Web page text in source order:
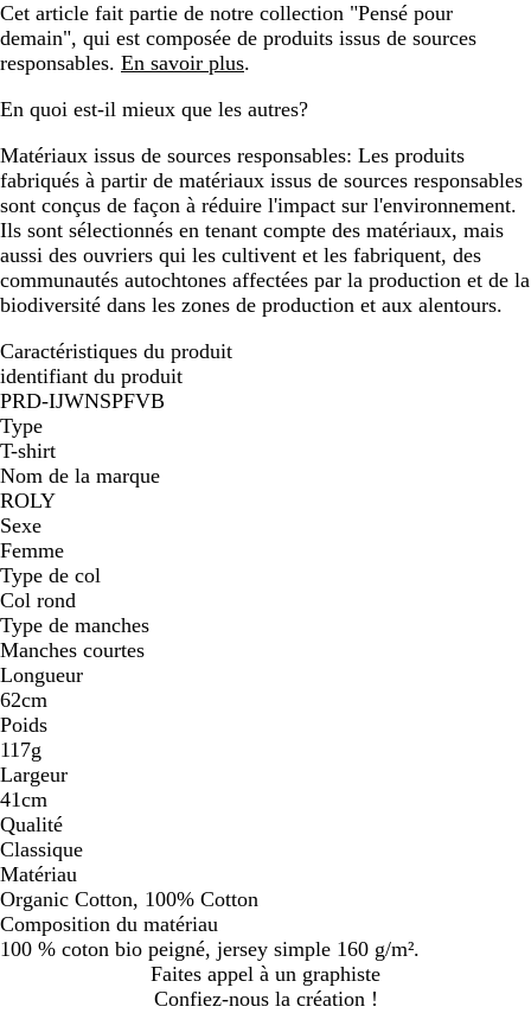
Cet article fait partie de notre collection "Pensé pour
demain", qui est composée de produits issus de sources
responsables. En savoir plus.
En quoi est-il mieux que les autres?
Matériaux issus de sources responsables: Les produits
fabriqués à partir de matériaux issus de sources responsables
sont conçus de façon à réduire l'impact sur l'environnement.
Ils sont sélectionnés en tenant compte des matériaux, mais
aussi des ouvriers qui les cultivent et les fabriquent, des
communautés autochtones affectées par la production et de la
biodiversité dans les zones de production et aux alentours.
Caractéristiques du produit
identifiant du produit
PRD-IJWNSPFVB
Type
T-shirt
Nom de la marque
ROLY
Sexe
Femme
Type de col
Col rond
Type de manches
Manches courtes
Longueur
62cm
Poids
117g
Largeur
41cm
Qualité
Classique
Matériau
Organic Cotton, 100% Cotton
Composition du matériau
100 % coton bio peigné, jersey simple 160 g/m².
Faites appel à un graphiste
Confiez-nous la création !